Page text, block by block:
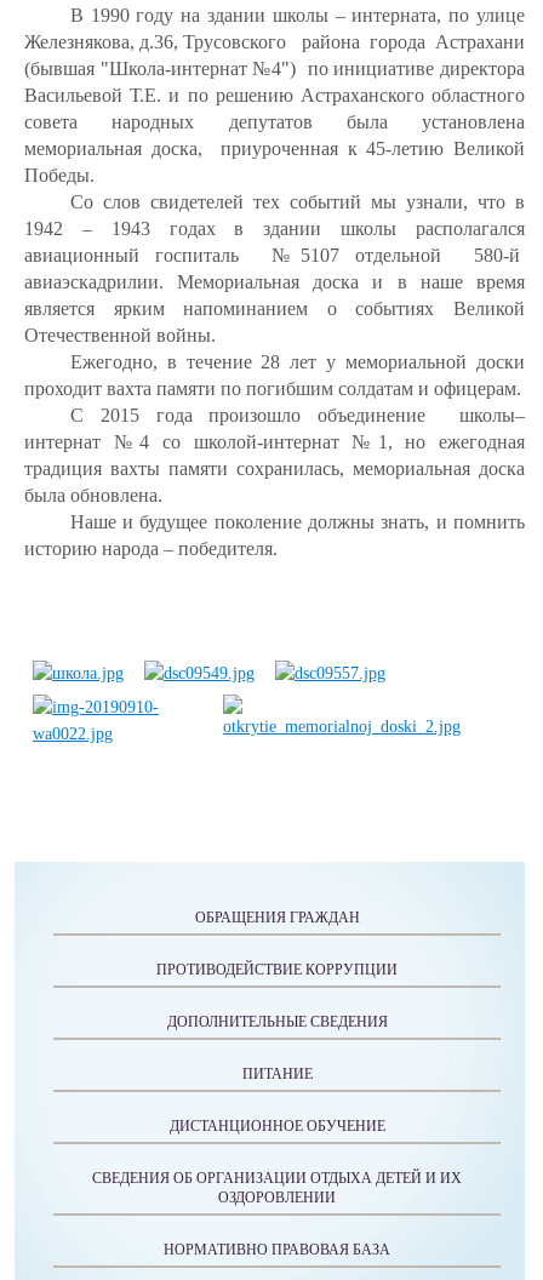
В 1990 году на здании школы – интерната, по улице
Железнякова, д.36, Трусовского района города Астрахани
(бывшая "Школа-интернат №4") по инициативе директора
Васильевой Т.Е. и по решению Астраханского областного
совета народных депутатов была установлена
мемориальная доска, приуроченная к 45-летию Великой
Победы.
Со слов свидетелей тех событий мы узнали, что в
1942 – 1943 годах в здании школы располагался
авиационный госпиталь №5107 отдельной 580-й
авиаэскадрилии. Мемориальная доска и в наше время
является ярким напоминанием о событиях Великой
Отечественной войны.
Ежегодно, в течение 28 лет у мемориальной доски
проходит вахта памяти по погибшим солдатам и офицерам.
С 2015 года произошло объединение школы–
интернат №4 со школой-интернат №1, но ежегодная
традиция вахты памяти сохранилась, мемориальная доска
была обновлена.
Наше и будущее поколение должны знать, и помнить
историю народа – победителя.
ОБРАЩЕНИЯ ГРАЖДАН
ПРОТИВОДЕЙСТВИЕ КОРРУПЦИИ
ДОПОЛНИТЕЛЬНЫЕ СВЕДЕНИЯ
ПИТАНИЕ
ДИСТАНЦИОННОЕ ОБУЧЕНИЕ
СВЕДЕНИЯ ОБ ОРГАНИЗАЦИИ ОТДЫХА ДЕТЕЙ И ИХ
ОЗДОРОВЛЕНИИ
НОРМАТИВНО ПРАВОВАЯ БАЗА